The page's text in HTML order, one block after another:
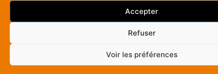
Accepter
Refuser
Voir les préférences